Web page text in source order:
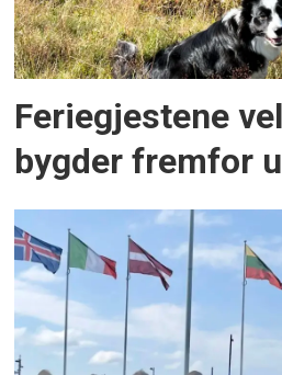
Feriegjestene
bygder fremfor